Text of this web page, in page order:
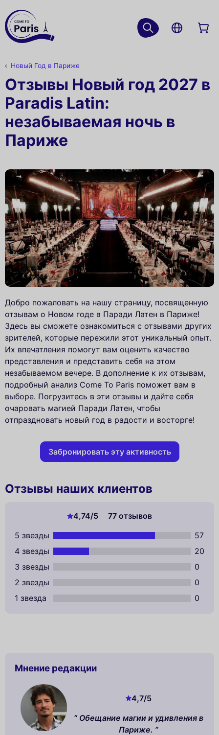
Новый Год в Париже
Отзывы Новый год 2027 в
Paradis Latin:
незабываемая ночь в
Париже
Добро пожаловать на нашу страницу, посвященную
отзывам о Новом годе в Паради Латен в Париже!
Здесь вы сможете ознакомиться с отзывами других
зрителей, которые пережили этот уникальный опыт.
Их впечатления помогут вам оценить качество
представления и представить себя на этом
незабываемом вечере. В дополнение к их отзывам,
подробный анализ Come To Paris поможет вам в
выборе. Погрузитесь в эти отзывы и дайте себя
очаровать магией Паради Латен, чтобы
отпраздновать новый год в радости и восторге!
Забронировать эту активность
Отзывы наших клиентов
4,74/5
77 отзывов
5 звезды
57
4 звезды
20
3 звезды
0
2 звезды
0
1 звезда
0
Мнение редакции
4,7/5
Обещание магии и удивления в
Париже.